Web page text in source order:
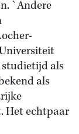
`Andere
als
als
Het echtpaar